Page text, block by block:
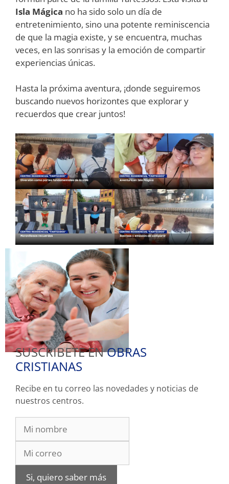
Isla Mágica no ha sido solo un día de
entretenimiento, sino una potente reminiscencia
de que la magia existe, y se encuentra, muchas
veces, en las sonrisas y la emoción de compartir
experiencias únicas.
Hasta la próxima aventura, ¡donde seguiremos
buscando nuevos horizontes que explorar y
recuerdos que crear juntos!
SUSCRIBETE ENOBRAS
CRISTIANAS
Recibe en tu correo las novedades y noticias de
nuestros centros.
Si, quiero saber más